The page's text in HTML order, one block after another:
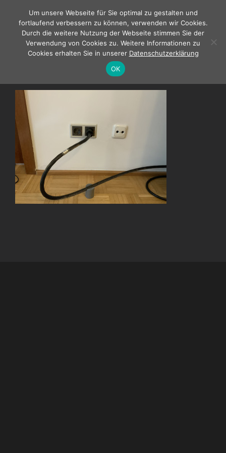
springen
Swoboda Audio Netzverkabelung Referenz
Um unsere Webseite für Sie optimal zu gestalten und
fortlaufend verbessern zu können, verwenden wir Cookies.
Durch die weitere Nutzung der Webseite stimmen Sie der
Verwendung von Cookies zu. Weitere Informationen zu
Cookies erhalten Sie in unserer Datenschutzerklärung
OK